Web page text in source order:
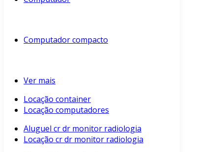
Computador compacto
Ver mais
Locação container
Locação computadores
Aluguel cr dr monitor radiologia
Locação cr dr monitor radiologia